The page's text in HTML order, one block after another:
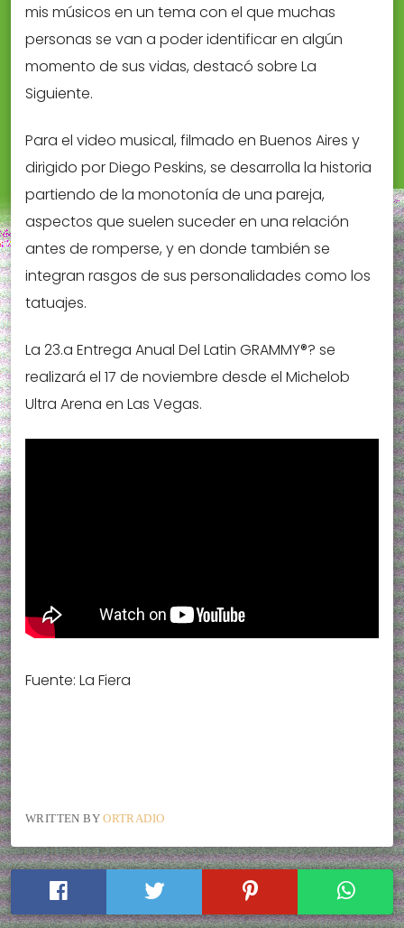
mis músicos en un tema con el que muchas
personas se van a poder identificar en algún
momento de sus vidas, destacó sobre La
Siguiente.
Para el video musical, filmado en Buenos Aires y
dirigido por Diego Peskins, se desarrolla la historia
partiendo de la monotonía de una pareja,
aspectos que suelen suceder en una relación
antes de romperse, y en donde también se
integran rasgos de sus personalidades como los
tatuajes.
La 23.a Entrega Anual Del Latin GRAMMY®? se
realizará el 17 de noviembre desde el Michelob
Ultra Arena en Las Vegas.
Fuente: La Fiera
WRITTEN BYORTRADIO